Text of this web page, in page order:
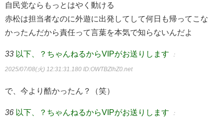
自民党ならもっとはやく動ける
赤松は担当者なのに外遊に出発してして何日も帰ってこな
かったんだから責任って言葉を本気で知らないんだよ
33 以下、？ちゃんねるからVIPがお送りします ：
2025/07/08(火) 12:31:31.180 ID:OWTBZlhZ0.net
で、今より酷かったん？（笑）
36 以下、？ちゃんねるからVIPがお送りします ：